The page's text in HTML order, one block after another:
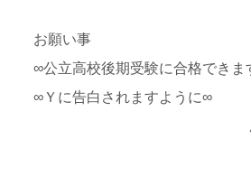
お願い事
∞公立高校後期受験に合格できま
∞Ｙに告白されますように∞